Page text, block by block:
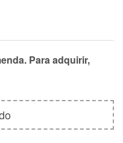
Para adquirir,